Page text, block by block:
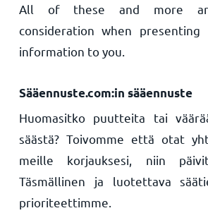
All of these and more
consideration when presenting
information to you.
Sääennuste.com:in sääennuste
Huomasitko puutteita tai
säästä? Toivomme että otat
meille korjauksesi, niin
Täsmällinen ja luotettava
prioriteettimme.